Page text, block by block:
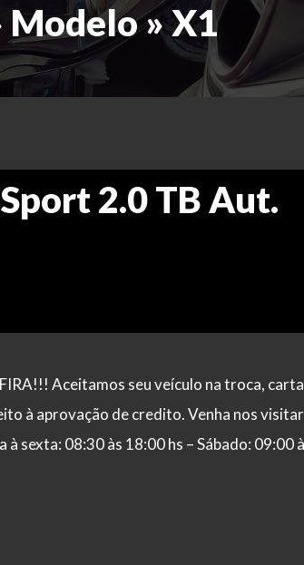
Modelo » X1
2.0 TB Aut.
Aceitamos seu veículo na troca,
à aprovação de credito. Venha nos
sexta: 08:30 às 18:00 hs – Sábado: 09:00